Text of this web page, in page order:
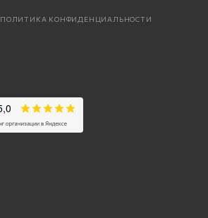
ПОЛИТИКА КОНФИДЕНЦИАЛЬНОСТИ